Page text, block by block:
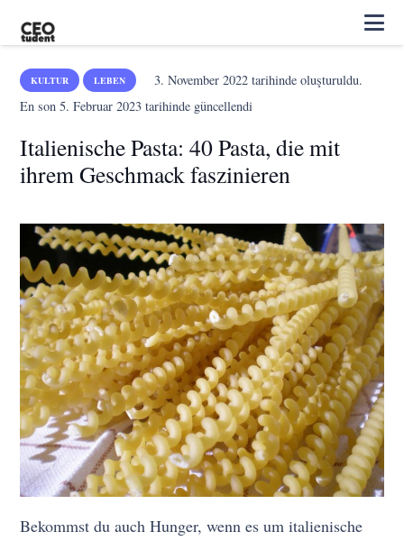
KULTUR LEBEN 3. November 2022tarihinde oluşturuldu.
En son5. Februar 2023 tarihinde güncellendi
Italienische Pasta: 40 Pasta, die mit
ihrem Geschmack faszinieren
Bekommst du auch Hunger, wenn es um italienische